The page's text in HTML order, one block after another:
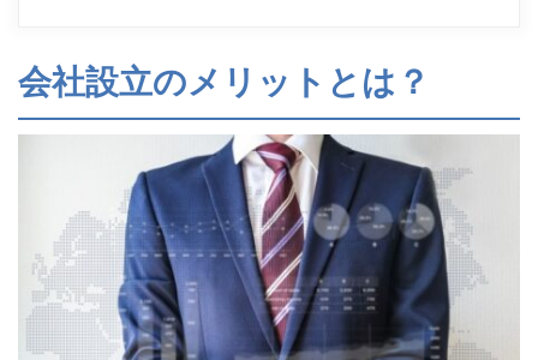
会社設立のメリットとは？